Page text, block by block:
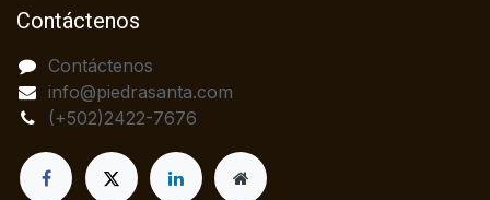
Contáctenos
Contáctenos
info@piedrasanta.com
(+502)2422-7676